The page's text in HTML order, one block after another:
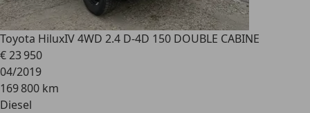
Toyota HiluxIV 4WD 2.4 D-4D 150 DOUBLE CABINE
€ 23 950
04/2019
169 800 km
Diesel